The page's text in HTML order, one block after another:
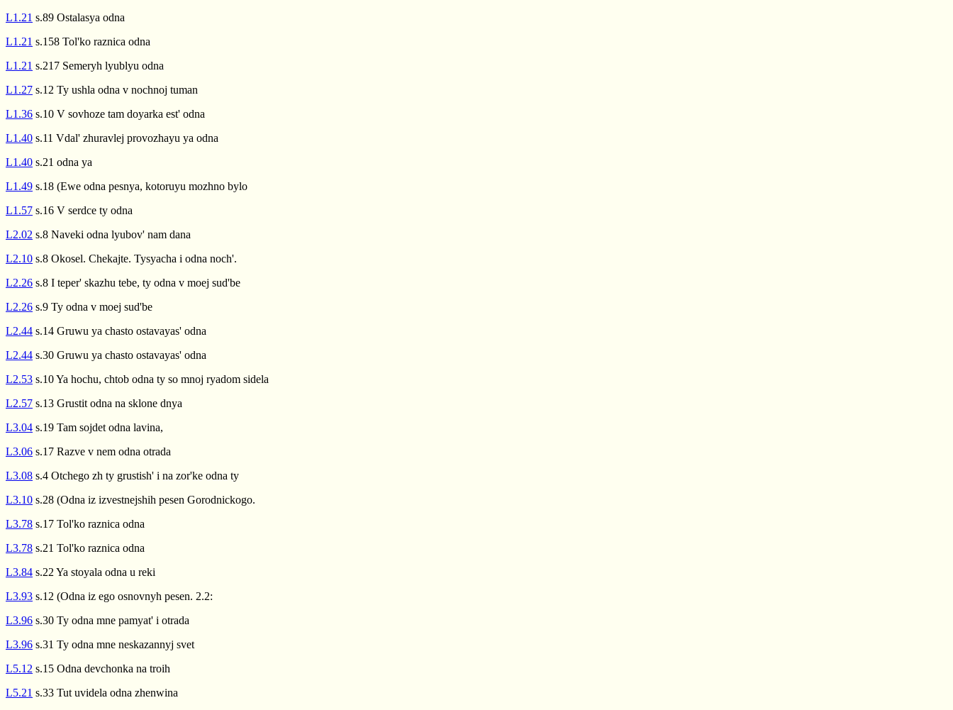
L1.21 s.89 Ostalasya odna
L1.21 s.158 Tol'ko raznica odna
L1.21 s.217 Semeryh lyublyu odna
L1.27 s.12 Ty ushla odna v nochnoj tuman
L1.36 s.10 V sovhoze tam doyarka est' odna
L1.40 s.11 Vdal' zhuravlej provozhayu ya odna
L1.40 s.21 odna ya
L1.49 s.18 (Ewe odna pesnya, kotoruyu mozhno bylo
L1.57 s.16 V serdce ty odna
L2.02 s.8 Naveki odna lyubov' nam dana
L2.10 s.8 Okosel. Chekajte. Tysyacha i odna noch'.
L2.26 s.8 I teper' skazhu tebe, ty odna v moej sud'be
L2.26 s.9 Ty odna v moej sud'be
L2.44 s.14 Gruwu ya chasto ostavayas' odna
L2.44 s.30 Gruwu ya chasto ostavayas' odna
L2.53 s.10 Ya hochu, chtob odna ty so mnoj ryadom sidela
L2.57 s.13 Grustit odna na sklone dnya
L3.04 s.19 Tam sojdet odna lavina,
L3.06 s.17 Razve v nem odna otrada
L3.08 s.4 Otchego zh ty grustish' i na zor'ke odna ty
L3.10 s.28 (Odna iz izvestnejshih pesen Gorodnickogo.
L3.78 s.17 Tol'ko raznica odna
L3.78 s.21 Tol'ko raznica odna
L3.84 s.22 Ya stoyala odna u reki
L3.93 s.12 (Odna iz ego osnovnyh pesen. 2.2:
L3.96 s.30 Ty odna mne pamyat' i otrada
L3.96 s.31 Ty odna mne neskazannyj svet
L5.12 s.15 Odna devchonka na troih
L5.21 s.33 Tut uvidela odna zhenwina